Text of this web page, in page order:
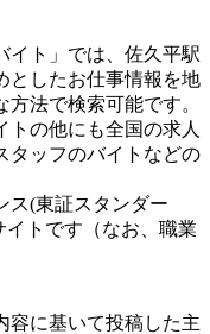
イト」では、佐久平駅
としたお仕事情報を地
法で検索可能です。
トの他にも全国の求人
タッフのバイトなどの
ス(東証スタンダー
イトです（なお、職業
容に基いて投稿した主